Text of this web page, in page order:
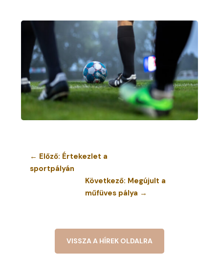
← Előző: Értekezlet a
sportpályán
Következő: Megújult a
műfüves pálya →
VISSZA A HÍREK OLDALRA